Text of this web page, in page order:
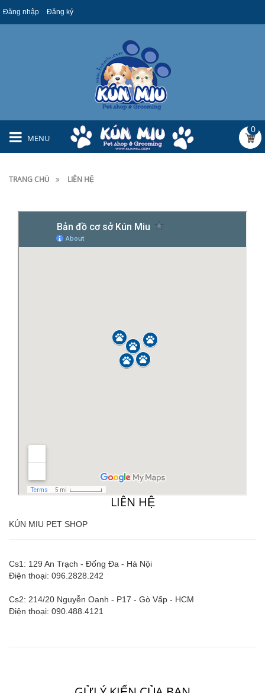
Đăng nhập Đăng ký
MENU
0
TRANG CHỦ LIÊN HỆ
LIÊN HỆ
KÚN MIU PET SHOP
Cs1: 129 An Trạch - Đống Đa - Hà Nội
Điện thoại: 096.2828.242
Cs2: 214/20 Nguyễn Oanh - P17 - Gò Vấp - HCM
Điện thoại: 090.488.4121